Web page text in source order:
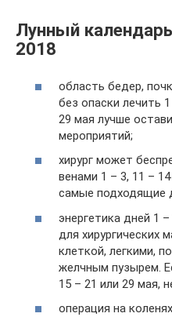
Лунный
2018
область бедер,
без опаски лечить
29 мая лучше
мероприятий;
хирург может
венами 1 – 3, 11 –
самые подходящие
энергетика дней 1
для хирургических
клеткой, легкими,
желчным пузырем.
15 – 21 или 29 мая,
операция на